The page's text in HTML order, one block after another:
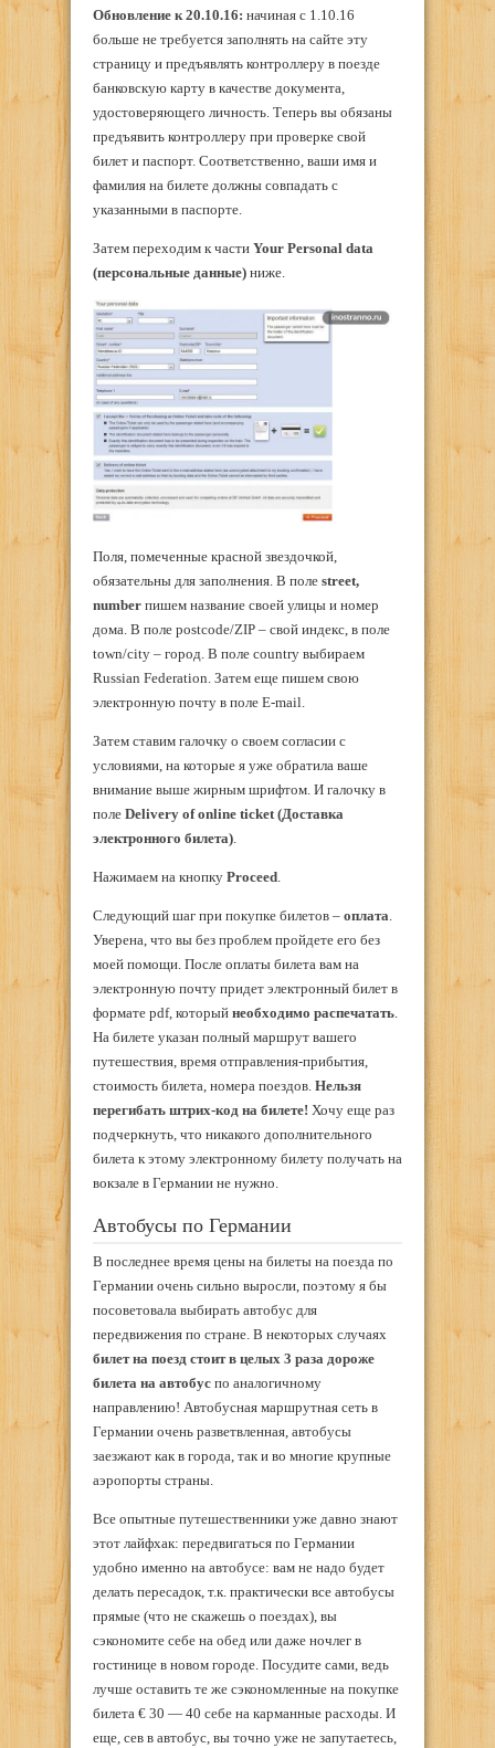
Обновление к 20.10.16: начиная с 1.10.16
больше не требуется заполнять на сайте эту
страницу и предъявлять контроллеру в поезде
банковскую карту в качестве документа,
удостоверяющего личность. Теперь вы обязаны
предъявить контроллеру при проверке свой
билет и паспорт. Соответственно, ваши имя и
фамилия на билете должны совпадать с
указанными в паспорте.
Затем переходим к части Your Personal data
(персональные данные) ниже.
Поля, помеченные красной звездочкой,
обязательны для заполнения. В поле street,
number пишем название своей улицы и номер
дома. В поле postcode/ZIP – свой индекс, в поле
town/city – город. В поле country выбираем
Russian Federation. Затем еще пишем свою
электронную почту в поле E-mail.
Затем ставим галочку о своем согласии с
условиями, на которые я уже обратила ваше
внимание выше жирным шрифтом. И галочку в
поле Delivery of online ticket(Доставка
электронного билета).
Нажимаем на кнопку Proceed.
Следующий шаг при покупке билетов – оплата.
Уверена, что вы без проблем пройдете его без
моей помощи. После оплаты билета вам на
электронную почту придет электронный билет в
формате pdf, который необходимо распечатать.
На билете указан полный маршрут вашего
путешествия, время отправления-прибытия,
стоимость билета, номера поездов. Нельзя
перегибать штрих-код на билете! Хочу еще раз
подчеркнуть, что никакого дополнительного
билета к этому электронному билету получать на
вокзале в Германии не нужно.
Автобусы по Германии
В последнее время цены на билеты на поезда по
Германии очень сильно выросли, поэтому я бы
посоветовала выбирать автобус для
передвижения по стране. В некоторых случаях
билет на поезд стоит в целых 3 раза дороже
билета на автобус по аналогичному
направлению! Автобусная маршрутная сеть в
Германии очень разветвленная, автобусы
заезжают как в города, так и во многие крупные
аэропорты страны.
Все опытные путешественники уже давно знают
этот лайфхак: передвигаться по Германии
удобно именно на автобусе: вам не надо будет
делать пересадок, т.к. практически все автобусы
прямые (что не скажешь о поездах), вы
сэкономите себе на обед или даже ночлег в
гостинице в новом городе. Посудите сами, ведь
лучше оставить те же сэкономленные на покупке
билета € 30 — 40 себе на карманные расходы. И
еще, сев в автобус, вы точно уже не запутаетесь,